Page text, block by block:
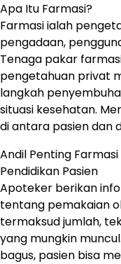
Apa Itu Farmasi?
Farmasi ialah
pengadaan,
Tenaga pakar
pengetahuan privat
langkah
situasi kesehatan.
di antara pasien dan
Andil Penting
Pendidikan Pasien
Apoteker berikan
tentang pemakaian
termaksud jumlah,
yang mungkin
bagus, pasien bisa